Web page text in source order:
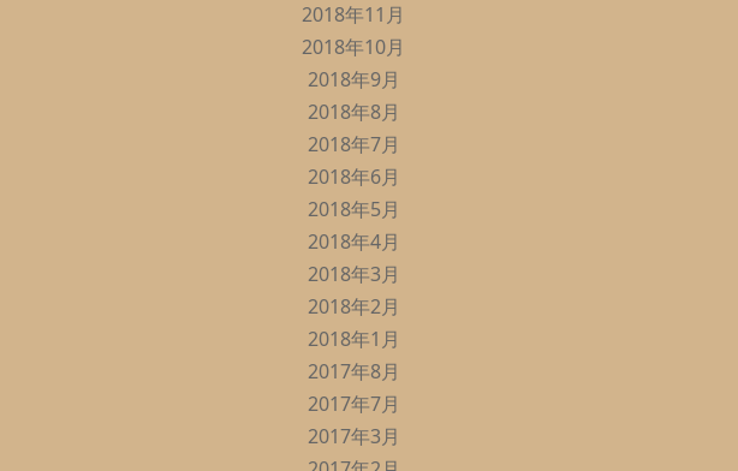
2018年11月
2018年10月
2018年9月
2018年8月
2018年7月
2018年6月
2018年5月
2018年4月
2018年3月
2018年2月
2018年1月
2017年8月
2017年7月
2017年3月